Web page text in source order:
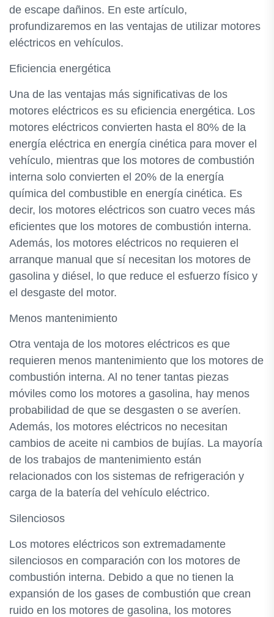
de escape dañinos. En este artículo,
profundizaremos en las ventajas de utilizar motores
eléctricos en vehículos.
Eficiencia energética
Una de las ventajas más significativas de los
motores eléctricos es su eficiencia energética. Los
motores eléctricos convierten hasta el 80% de la
energía eléctrica en energía cinética para mover el
vehículo, mientras que los motores de combustión
interna solo convierten el 20% de la energía
química del combustible en energía cinética. Es
decir, los motores eléctricos son cuatro veces más
eficientes que los motores de combustión interna.
Además, los motores eléctricos no requieren el
arranque manual que sí necesitan los motores de
gasolina y diésel, lo que reduce el esfuerzo físico y
el desgaste del motor.
Menos mantenimiento
Otra ventaja de los motores eléctricos es que
requieren menos mantenimiento que los motores de
combustión interna. Al no tener tantas piezas
móviles como los motores a gasolina, hay menos
probabilidad de que se desgasten o se averíen.
Además, los motores eléctricos no necesitan
cambios de aceite ni cambios de bujías. La mayoría
de los trabajos de mantenimiento están
relacionados con los sistemas de refrigeración y
carga de la batería del vehículo eléctrico.
Silenciosos
Los motores eléctricos son extremadamente
silenciosos en comparación con los motores de
combustión interna. Debido a que no tienen la
expansión de los gases de combustión que crean
ruido en los motores de gasolina, los motores